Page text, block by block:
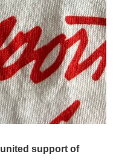
united support of